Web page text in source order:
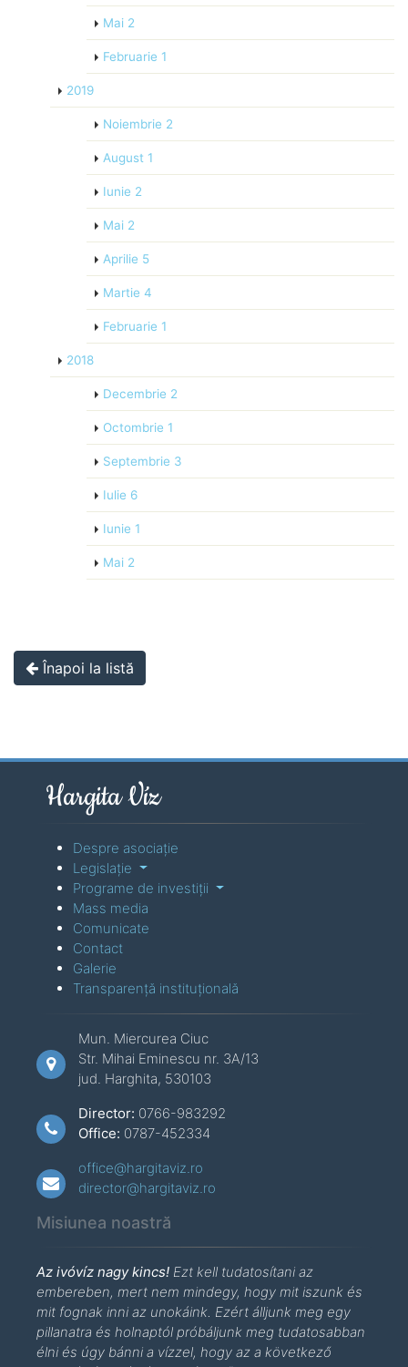
Mai 2
Februarie 1
2019
Noiembrie 2
August 1
Iunie 2
Mai 2
Aprilie 5
Martie 4
Februarie 1
2018
Decembrie 2
Octombrie 1
Septembrie 3
Iulie 6
Iunie 1
Mai 2
Înapoi la listă
Hargita Víz
Despre asociaţie
Legislaţie
Programe de investiţii
Mass media
Comunicate
Contact
Galerie
Transparență instituțională
Mun. Miercurea Ciuc
Str. Mihai Eminescu nr. 3A/13
jud. Harghita, 530103
Director: 0766-983292
Office: 0787-452334
office@hargitaviz.ro
director@hargitaviz.ro
Misiunea noastră
Az ivóvíz nagy kincs! Ezt kell tudatosítani az
embereben, mert nem mindegy, hogy mit iszunk és
mit fognak inni az unokáink. Ezért álljunk meg egy
pillanatra és holnaptól próbáljunk meg tudatosabban
élni és úgy bánni a vízzel, hogy az a következő